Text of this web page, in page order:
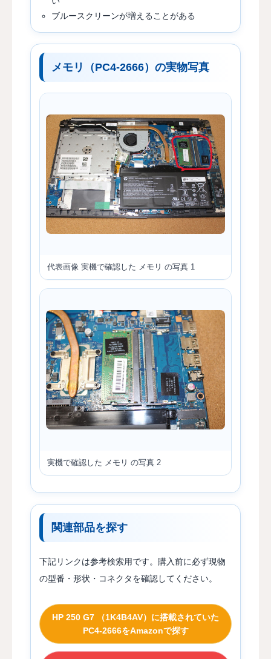
ブルースクリーンが増えることがある
メモリ（PC4-2666）の実物写真
代表画像 実機で確認した メモリ の写真 1
実機で確認した メモリ の写真 2
関連部品を探す
下記リンクは参考検索用です。購入前に必ず現物
の型番・形状・コネクタを確認してください。
HP 250 G7 （1K4B4AV）に搭載されていた
PC4-2666をAmazonで探す